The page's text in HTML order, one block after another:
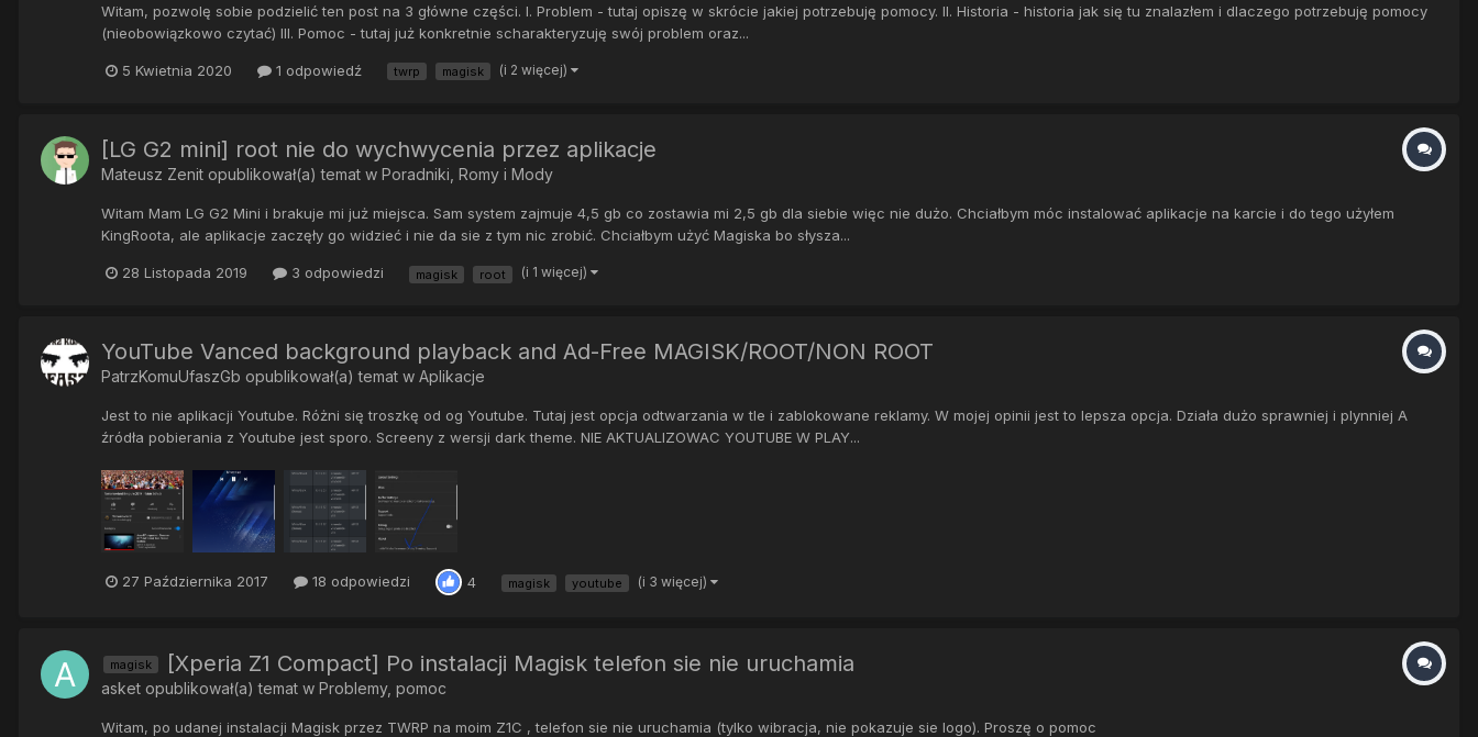
Witam, pozwolę sobie podzielić ten post na 3 główne części. I. Problem - tutaj opiszę w skrócie jakiej potrzebuję pomocy. II. Historia - historia jak się tu znalazłem i dlaczego potrzebuję pomocy
(nieobowiązkowo czytać) III. Pomoc - tutaj już konkretnie scharakteryzuję swój problem oraz...
5 Kwietnia 2020 1 odpowiedź twrp magisk (i 2 więcej)
[LG G2 mini] root nie do wychwycenia przez aplikacje
Mateusz Zenit opublikował(a) temat w Poradniki, Romy i Mody
Witam Mam LG G2 Mini i brakuje mi już miejsca. Sam system zajmuje 4,5 gb co zostawia mi 2,5 gb dla siebie więc nie dużo. Chciałbym móc instalować aplikacje na karcie i do tego użyłem
KingRoota, ale aplikacje zaczęły go widzieć i nie da sie z tym nic zrobić. Chciałbym użyć Magiska bo słysza...
28 Listopada 2019 3 odpowiedzi magisk root (i 1 więcej)
YouTube Vanced background playback and Ad-Free MAGISK/ROOT/NON ROOT
PatrzKomuUfaszGb opublikował(a) temat w Aplikacje
Jest to nie aplikacji Youtube. Różni się troszkę od og Youtube. Tutaj jest opcja odtwarzania w tle i zablokowane reklamy. W mojej opinii jest to lepsza opcja. Działa dużo sprawniej i plynniej A
źródła pobierania z Youtube jest sporo. Screeny z wersji dark theme. NIE AKTUALIZOWAC YOUTUBE W PLAY...
27 Października 2017 18 odpowiedzi 4 magisk youtube (i 3 więcej)
magisk [Xperia Z1 Compact] Po instalacji Magisk telefon sie nie uruchamia
asket opublikował(a) temat w Problemy, pomoc
Witam, po udanej instalacji Magisk przez TWRP na moim Z1C , telefon sie nie uruchamia (tylko wibracja, nie pokazuje sie logo). Proszę o pomoc